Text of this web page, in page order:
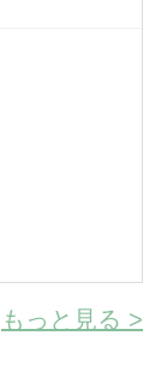
もっと見る >